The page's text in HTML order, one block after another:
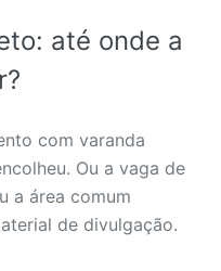
até onde a
com varanda
Ou a vaga de
a área comum
de divulgação.